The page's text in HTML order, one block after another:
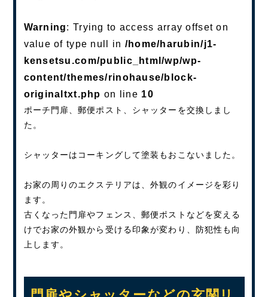
Warning: Trying to access array offset on
value of type null in /home/harubin/j1-
kensetsu.com/public_html/wp/wp-
content/themes/rinohause/block-
originaltxt.php on line 10
ポーチ門扉、郵便ポスト、シャッターを交換しまし
た。
シャッターはコーキングして塗装もおこないました。
お家の周りのエクステリアは、外観のイメージを彩り
ます。
古くなった門扉やフェンス、郵便ポストなどを変える
けでお家の外観から受ける印象が変わり、防犯性も向
上します。